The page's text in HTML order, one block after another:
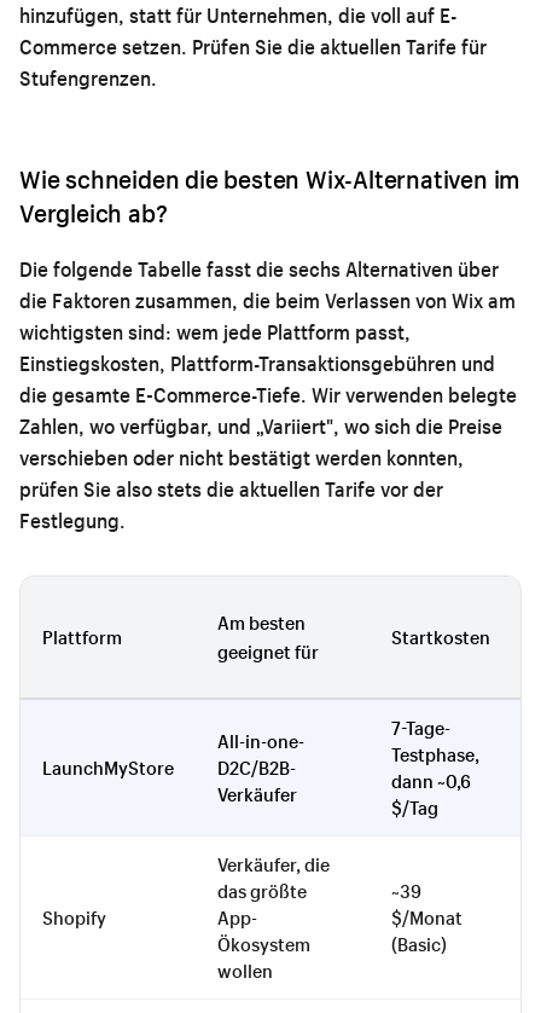
hinzufügen, statt für Unternehmen, die voll auf E-
Commerce setzen. Prüfen Sie die aktuellen Tarife für
Stufengrenzen.
Wie schneiden die besten Wix-Alternativen im
Vergleich ab?
Die folgende Tabelle fasst die sechs Alternativen über
die Faktoren zusammen, die beim Verlassen von Wix am
wichtigsten sind: wem jede Plattform passt,
Einstiegskosten, Plattform-Transaktionsgebühren und
die gesamte E-Commerce-Tiefe. Wir verwenden belegte
Zahlen, wo verfügbar, und „Variiert", wo sich die Preise
verschieben oder nicht bestätigt werden konnten,
prüfen Sie also stets die aktuellen Tarife vor der
Festlegung.
Plattform
Am besten
geeignet für
Startkosten
LaunchMyStore
All-in-one-
D2C/B2B-
Verkäufer
7-Tage-
Testphase,
dann ~0,6
$/Tag
Shopify
Verkäufer, die
das größte
App-
Ökosystem
wollen
~39
$/Monat
(Basic)